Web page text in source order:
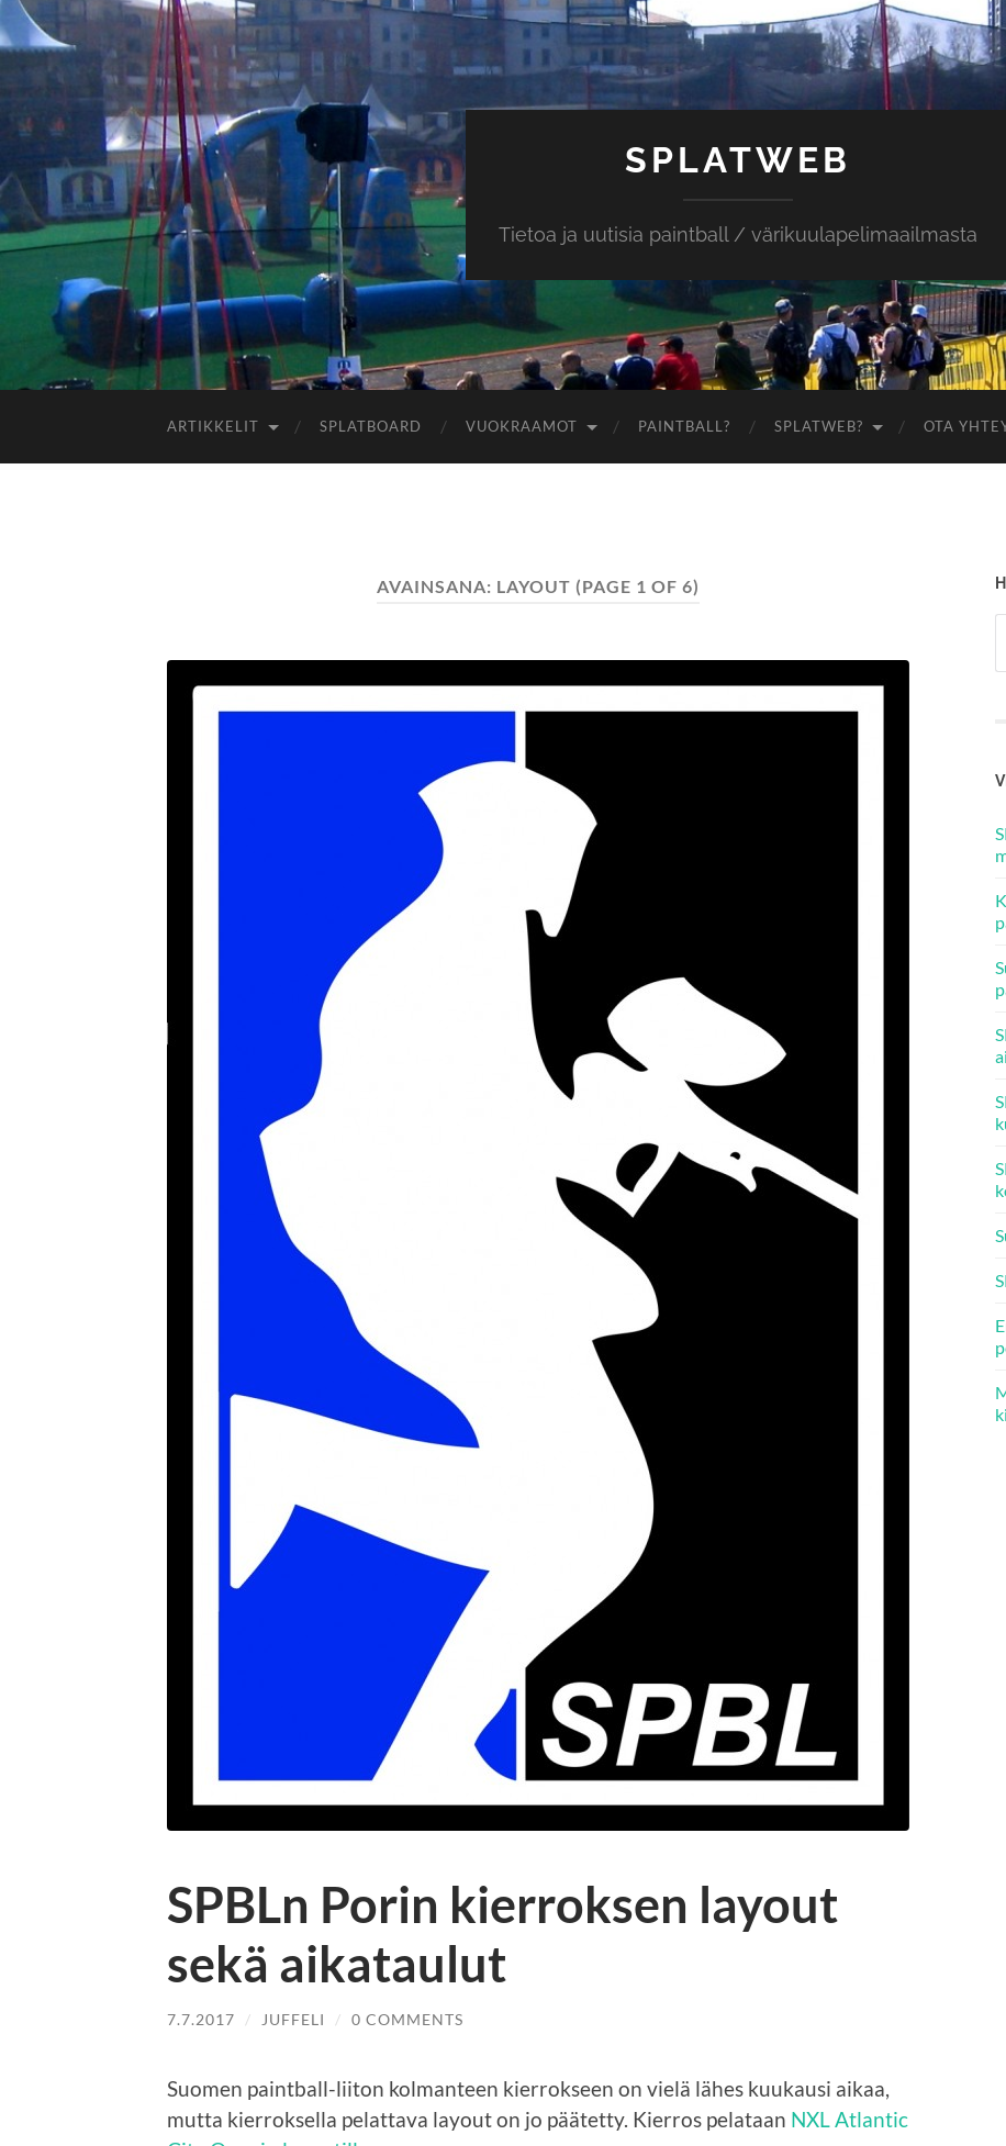
SPLATWEB
Tietoa ja uutisia paintball / värikuulapelimaailmasta
ARTIKKELIT SPLATBOARD VUOKRAAMOT PAINTBALL? SPLATWEB? OTA
AVAINSANA: LAYOUT (PAGE 1 OF 6)
SPBLn Porin kierroksen layout
sekä aikataulut
7.7.2017 / JUFFELI / 0 COMMENTS
Suomen paintball-liiton kolmanteen kierrokseen on vielä lähes kuukausi aikaa,
mutta kierroksella pelattava layout on jo päätetty. Kierros pelataan NXL Atlantic